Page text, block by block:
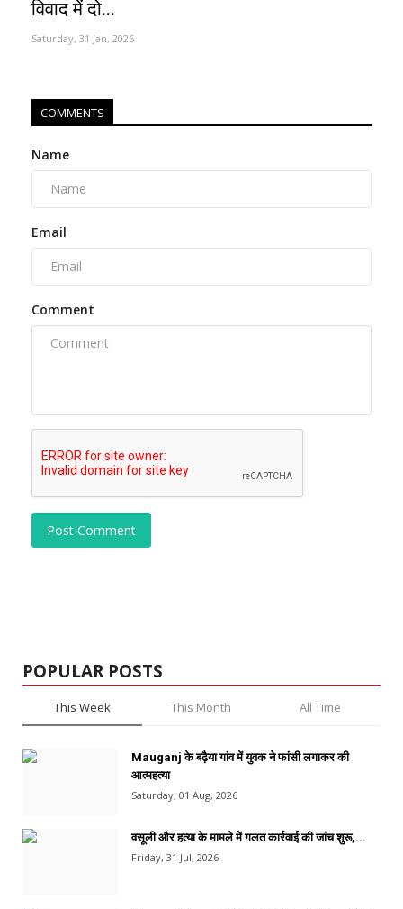
विवाद में दो...
Saturday, 31 Jan, 2026
COMMENTS
Name
Email
Comment
Post Comment
POPULAR POSTS
This Week This Month All Time
Mauganj के बढ़ैया गांव में युवक ने फांसी लगाकर की
आत्महत्या
Saturday, 01 Aug, 2026
वसूली और हत्या के मामले में गलत कार्रवाई की जांच शुरू,...
Friday, 31 Jul, 2026